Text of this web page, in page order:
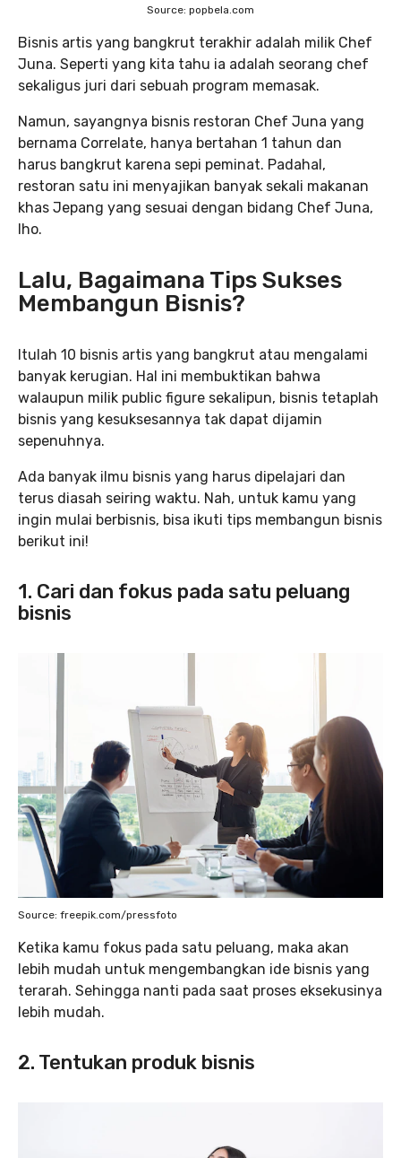
Source: popbela.com
Bisnis artis yang bangkrut terakhir adalah milik Chef
Juna. Seperti yang kita tahu ia adalah seorang chef
sekaligus juri dari sebuah program memasak.
Namun, sayangnya bisnis restoran Chef Juna yang
bernama Correlate, hanya bertahan 1 tahun dan
harus bangkrut karena sepi peminat. Padahal,
restoran satu ini menyajikan banyak sekali makanan
khas Jepang yang sesuai dengan bidang Chef Juna,
lho.
Lalu, Bagaimana Tips Sukses
Membangun Bisnis?
Itulah 10 bisnis artis yang bangkrut atau mengalami
banyak kerugian. Hal ini membuktikan bahwa
walaupun milik public figure sekalipun, bisnis tetaplah
bisnis yang kesuksesannya tak dapat dijamin
sepenuhnya.
Ada banyak ilmu bisnis yang harus dipelajari dan
terus diasah seiring waktu. Nah, untuk kamu yang
ingin mulai berbisnis, bisa ikuti tips membangun bisnis
berikut ini!
1. Cari dan fokus pada satu peluang
bisnis
Source: freepik.com/pressfoto
Ketika kamu fokus pada satu peluang, maka akan
lebih mudah untuk mengembangkan ide bisnis yang
terarah. Sehingga nanti pada saat proses eksekusinya
lebih mudah.
2. Tentukan produk bisnis